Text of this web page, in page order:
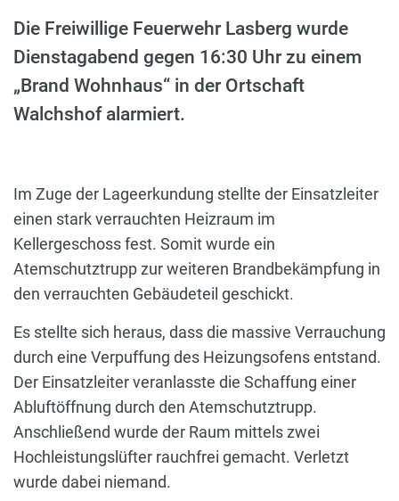
Die Freiwillige Feuerwehr Lasberg wurde
Dienstagabend gegen 16:30 Uhr zu einem
„Brand Wohnhaus“ in der Ortschaft
Walchshof alarmiert.
Im Zuge der Lageerkundung stellte der Einsatzleiter
einen stark verrauchten Heizraum im
Kellergeschoss fest. Somit wurde ein
Atemschutztrupp zur weiteren Brandbekämpfung in
den verrauchten Gebäudeteil geschickt.
Es stellte sich heraus, dass die massive Verrauchung
durch eine Verpuffung des Heizungsofens entstand.
Der Einsatzleiter veranlasste die Schaffung einer
Abluftöffnung durch den Atemschutztrupp.
Anschließend wurde der Raum mittels zwei
Hochleistungslüfter rauchfrei gemacht. Verletzt
wurde dabei niemand.